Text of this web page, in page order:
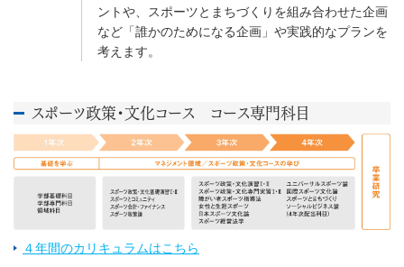
ントや、スポーツとまちづくりを組み合わせた企画
など「誰かのためになる企画」や実践的なプランを
考えます。
スポーツ政策・文化コース コース専門科目
４年間のカリキュラムはこちら